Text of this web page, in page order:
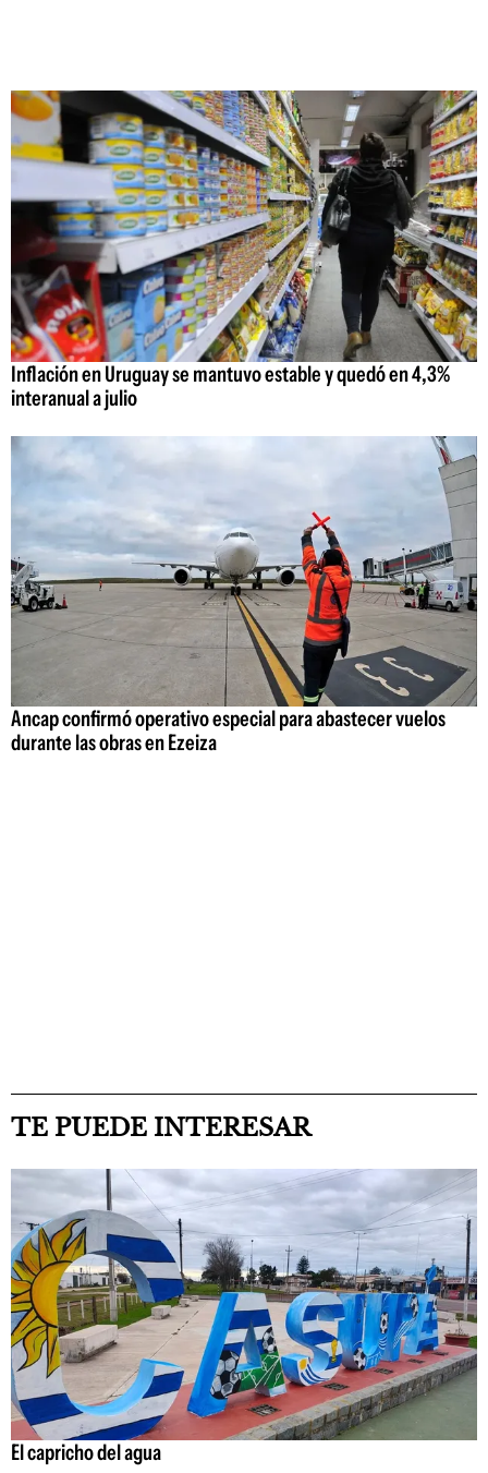
Inflación en Uruguay se mantuvo estable y quedó en 4,3%
interanual a julio
Ancap confirmó operativo especial para abastecer vuelos
durante las obras en Ezeiza
TE PUEDE INTERESAR
El capricho del agua